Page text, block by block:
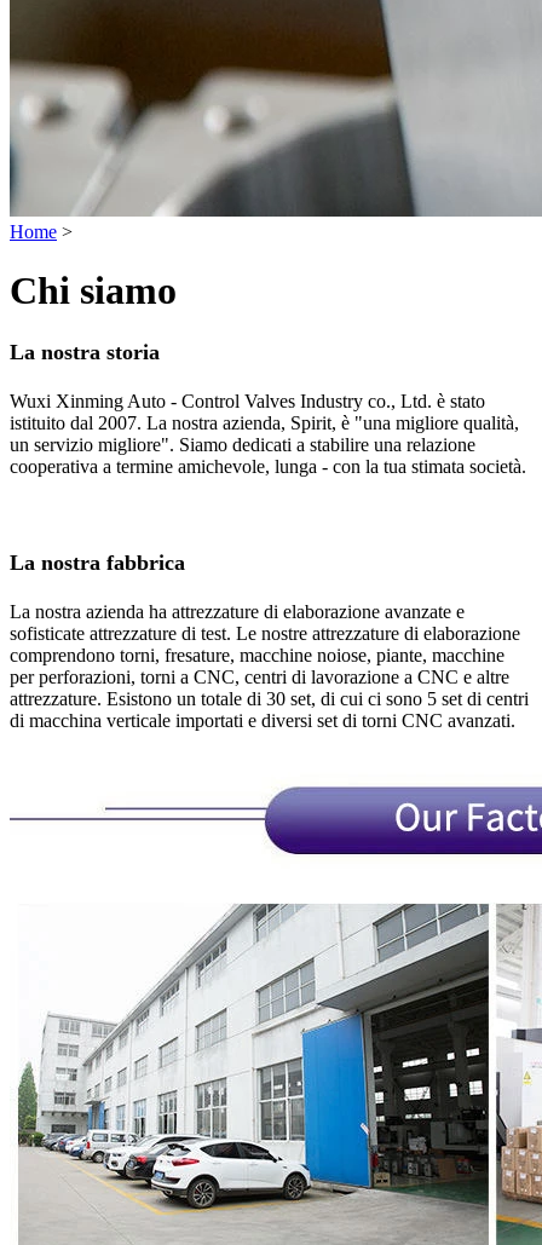
Home >
Chi siamo
La nostra storia
Wuxi Xinming Auto - Control Valves Industry co., Ltd. è stato
istituito dal 2007. La nostra azienda, Spirit, è "una migliore qualità,
un servizio migliore". Siamo dedicati a stabilire una relazione
cooperativa a termine amichevole, lunga - con la tua stimata società.
La nostra fabbrica
La nostra azienda ha attrezzature di elaborazione avanzate e
sofisticate attrezzature di test. Le nostre attrezzature di elaborazione
comprendono torni, fresature, macchine noiose, piante, macchine
per perforazioni, torni a CNC, centri di lavorazione a CNC e altre
attrezzature. Esistono un totale di 30 set, di cui ci sono 5 set di centri
di macchina verticale importati e diversi set di torni CNC avanzati.